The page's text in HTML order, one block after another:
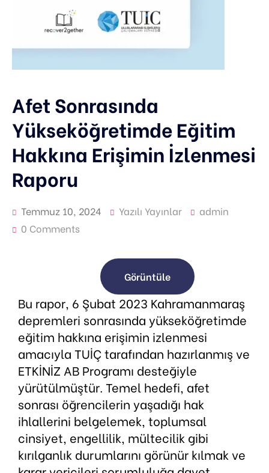
Afet Sonrasında
Yükseköğretimde Eğitim
Hakkına Erişimin İzlenmesi
Raporu
Temmuz 10, 2024 Yazılı Yayınlar
admin
0 Comments
Görüntüle
Bu rapor, 6 Şubat 2023 Kahramanmaraş
depremleri sonrasında yükseköğretimde
eğitim hakkına erişimin izlenmesi
amacıyla TUİÇ tarafından hazırlanmış ve
ETKİNİZ AB Programı desteğiyle
yürütülmüştür. Temel hedefi, afet
sonrası öğrencilerin yaşadığı hak
ihlallerini belgelemek, toplumsal
cinsiyet, engellilik, mültecilik gibi
kırılganlık durumlarını görünür kılmak ve